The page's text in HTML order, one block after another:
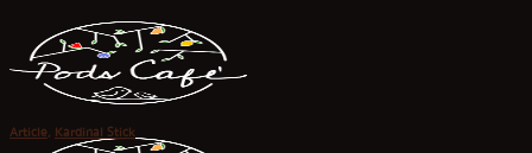
content
Article, Kardinal Stick